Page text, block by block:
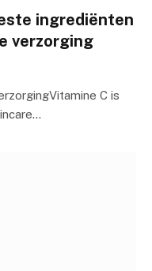
ingrediënten
verzorging
C is